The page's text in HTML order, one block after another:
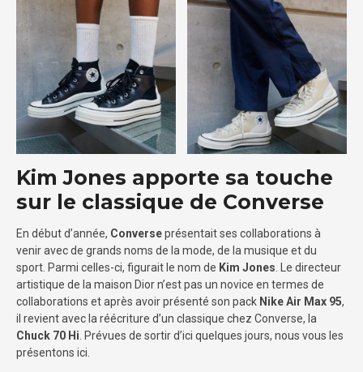
Kim Jones apporte sa touche
sur le classique de Converse
En début d’année, Converseprésentait ses collaborations à
venir avec de grands noms de la mode, de la musique et du
sport. Parmi celles-ci, figurait le nom de Kim Jones . Le directeur
artistique de la maison Dior n’est pas un novice en termes de
collaborations et après avoir présenté son pack Nike Air Max 95,
il revient avec la réécriture d’un classique chez Converse, la
Chuck 70 Hi . Prévues de sortir d’ici quelques jours, nous vous les
présentons ici.